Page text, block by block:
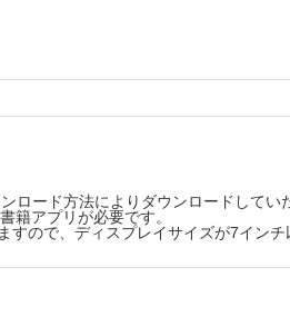
療ネットワーク事業
病リハビリについて
いて
構 仙台西多賀病院
キンソン病ケアのバトンをつなぐ――「患者
の改善が認められた事例
例
た患者への対応
ード方法によりダウンロードしてい
籍アプリが必要です。
ので、ディスプレイサイズが7インチ